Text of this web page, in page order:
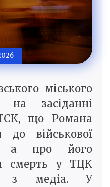
міського
засіданні
що Романа
до військової
а про його
смерть у ТЦК
з медіа. У